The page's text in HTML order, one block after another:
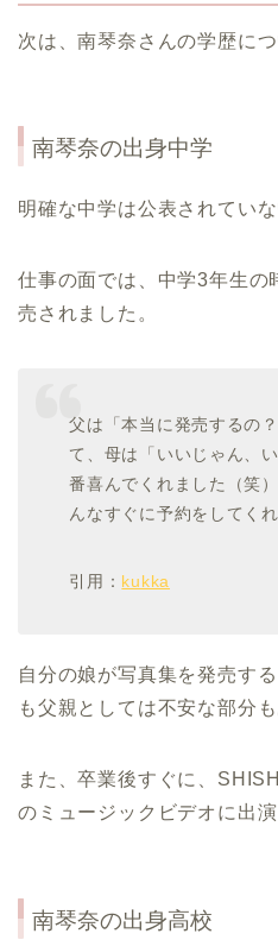
次は、南琴奈さんの学歴に
南琴奈の出身中学
明確な中学は公表されてい
仕事の面では、中学3年生の
売されました。
父は「本当に発売するの
て、母は「いいじゃん、
番喜んでくれました（笑
んなすぐに予約をしてくれ
引用： kukka
自分の娘が写真集を発売す
も父親としては不安な部分
また、卒業後すぐに、
のミュージックビデオに出演
南琴奈の出身高校